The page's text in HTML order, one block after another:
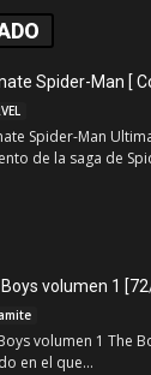
Spider-Man [
Spider-Man
de la saga de
volumen 1
volumen 1 The
en el que...